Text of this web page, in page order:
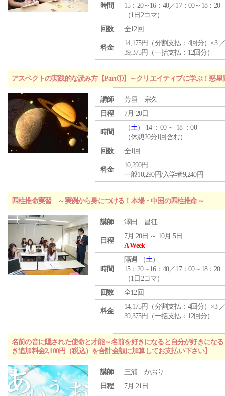
時間
15：20～16：40／17：00～18：20
（1日2コマ）
回数
全12回
料金
14,175円（分割支払：4回分）×3
39,375円（一括支払：12回分）
アスペクトの実践的な読み方【Part①】～クリエイティブに学ぶ！惑
講師
芳垣 宗久
日程
7月 20日
時間
（土） 14 ：00 ～ 18 ：00
（休憩20分1回含む）
回数
全1回
料金
10,290円
一般10,290円/入学者9,240円
四柱推命実習 ～実例から身につける！本場・中国の四柱推命～
講師 澤田 昌征
日程
7月 20日 ～ 10月 5日
A Week
時間
隔週 （土）
15：20～16：40／17：00～18：20
（1日2コマ）
回数
全12回
料金
14,175円（分割支払：4回分）×3
39,375円（一括支払：12回分）
名前の音に隠された使命と才能～名前を好きになると自分が好きにな
き追加料金2,100円（税込）を合計金額に加算してお支払い下さい】
講師
三浦 かおり
日程
7月 21日